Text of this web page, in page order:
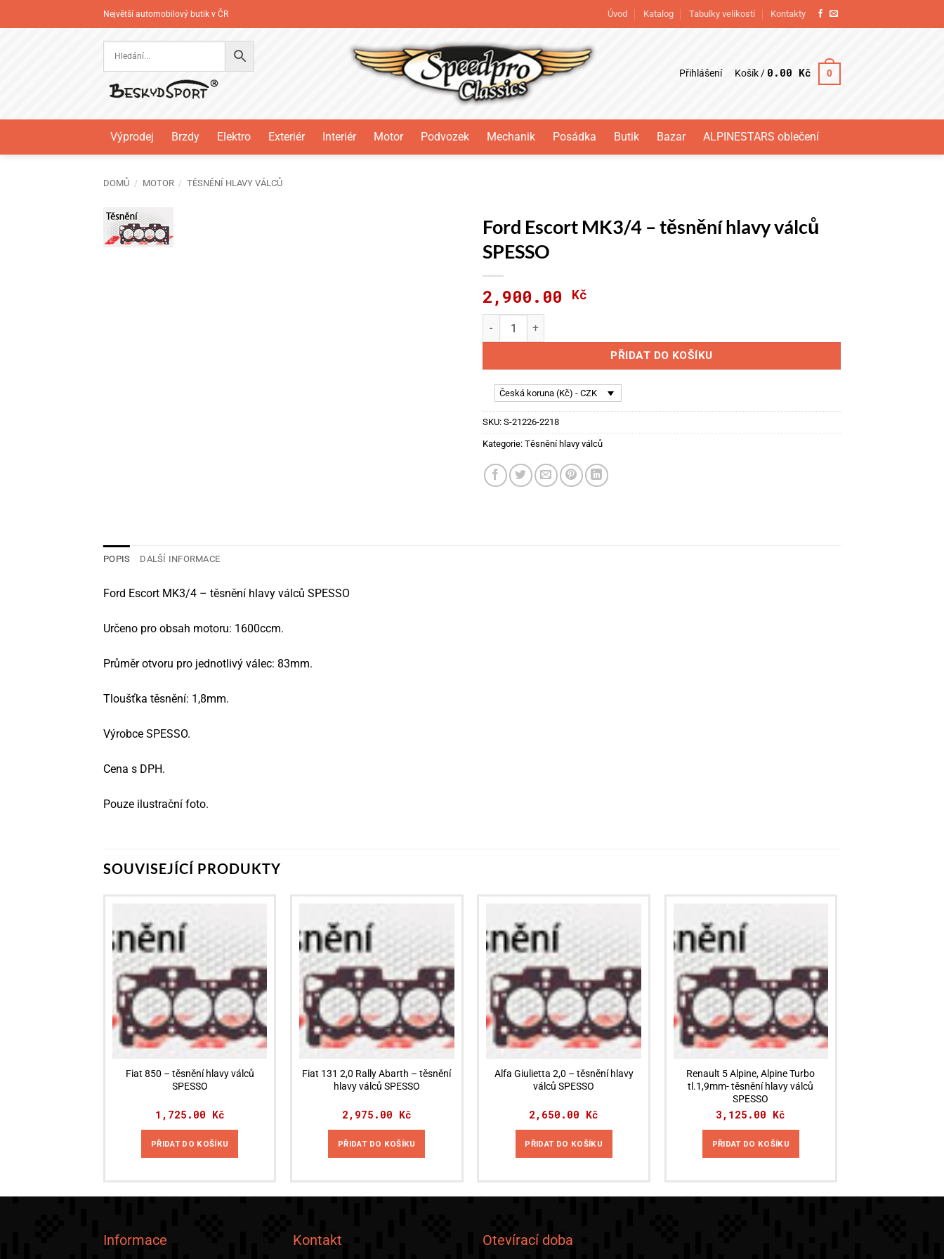
na
Největší automobilový butik v ČR Úvod Katalog Tabulky velikostí Kontakty
Přihlášení Košík / 0.00 Kč 0
Výprodej Brzdy Elektro Exteriér Interiér Motor Podvozek Mechanik Posádka Butik Bazar ALPINESTARS oblečení
DOMŮ / MOTOR / TĚSNĚNÍ HLAVY VÁLCŮ
Ford Escort MK3/4 – těsnění hlavy válců
SPESSO
2,900.00 Kč
Ford Escort MK3/4 - těsnění hlavy válců SPESSO množství
PŘIDAT DO KOŠÍKU
Česká koruna (Kč) - CZK
SKU: S-21226-2218
Kategorie: Těsnění hlavy válců
POPIS DALŠÍ INFORMACE
Ford Escort MK3/4 – těsnění hlavy válců SPESSO
Určeno pro obsah motoru: 1600ccm.
Průměr otvoru pro jednotlivý válec: 83mm.
Tloušťka těsnění: 1,8mm.
Výrobce SPESSO.
Cena s DPH.
Pouze ilustrační foto.
SOUVISEJÍCÍ PRODUKTY
Fiat 850 – těsnění hlavy válců
SPESSO
1,725.00 Kč
PŘIDAT DO KOŠÍKU
Fiat 131 2,0 Rally Abarth – těsnění
hlavy válců SPESSO
2,975.00 Kč
PŘIDAT DO KOŠÍKU
Alfa Giulietta 2,0 – těsnění hlavy
válců SPESSO
2,650.00 Kč
PŘIDAT DO KOŠÍKU
Renault 5 Alpine, Alpine Turbo
tl.1,9mm- těsnění hlavy válců
SPESSO
3,125.00 Kč
PŘIDAT DO KOŠÍKU
Informace Kontakt Otevírací doba